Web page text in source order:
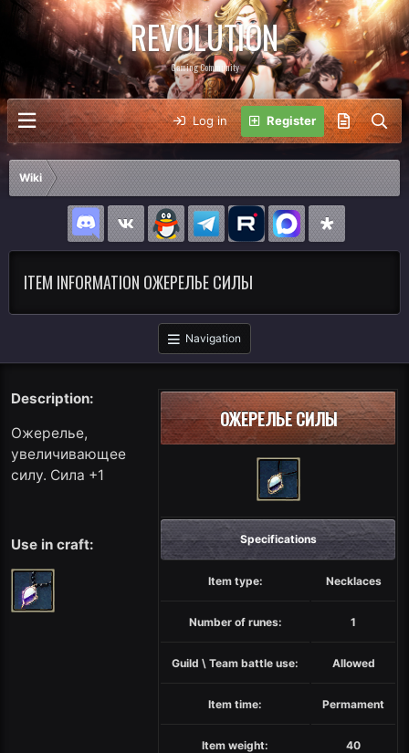
REVOLUTION
Gaming Community
Log in Register
Wiki
ITEM INFORMATION ОЖЕРЕЛЬЕ СИЛЫ
Navigation
ОЖЕРЕЛЬЕ СИЛЫ
Specifications
Item type: Necklaces
Number of runes: 1
Guild \ Team battle use: Allowed
Item time: Permament
Item weight: 40
Description:
Ожерелье,
увеличивающее
силу. Сила +1
Use in craft: